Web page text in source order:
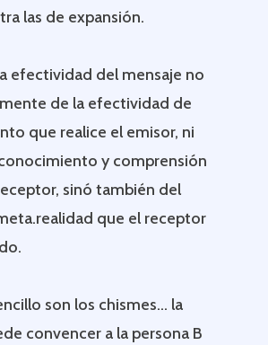
las de expansión.
efectividad del mensaje no
de la efectividad de
que realice el emisor, ni
y comprensión
sinó también del
que el receptor
son los chismes… la
convencer a la persona B